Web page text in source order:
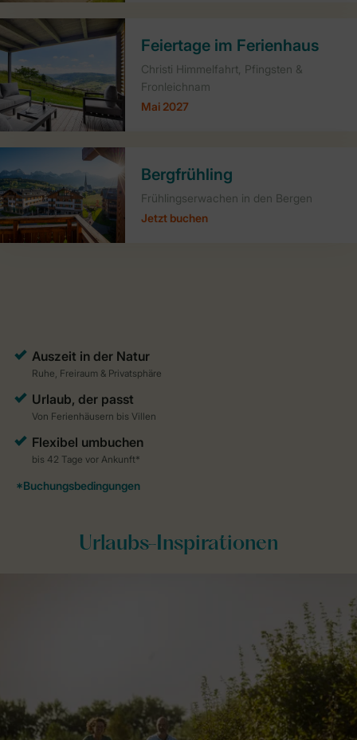
Feiertage im Ferienhaus
Christi Himmelfahrt, Pfingsten &
Fronleichnam
Mai 2027
Bergfrühling
Frühlingserwachen in den Bergen
Jetzt buchen
Urlaubs-Inspirationen